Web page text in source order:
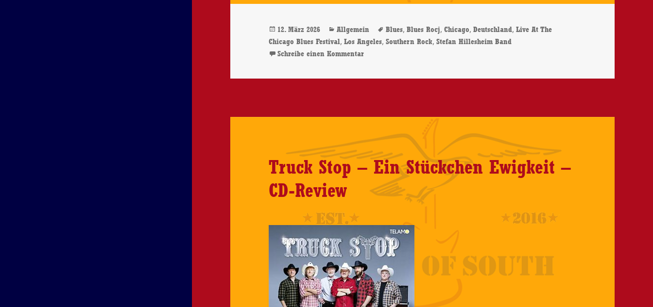
Veröffentlicht
am
12. März 2026 Kategorien
Allgemein Schlagwörter
Blues,Blues Rocj,Chicago,Deutschland,Live At The
Chicago Blues Festival,Los Angeles,Southern Rock,Stefan Hillesheim Band
Schreibe einen Kommentarzu Stefan Hillesheim Band – Live At The Chicago Blues Festival – CD-Review
Truck Stop – Ein Stückchen Ewigkeit –
CD-Review